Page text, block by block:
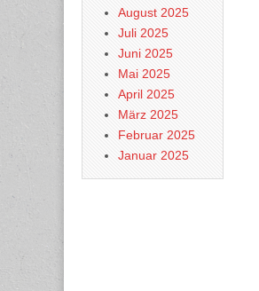
August 2025
Juli 2025
Juni 2025
Mai 2025
April 2025
März 2025
Februar 2025
Januar 2025